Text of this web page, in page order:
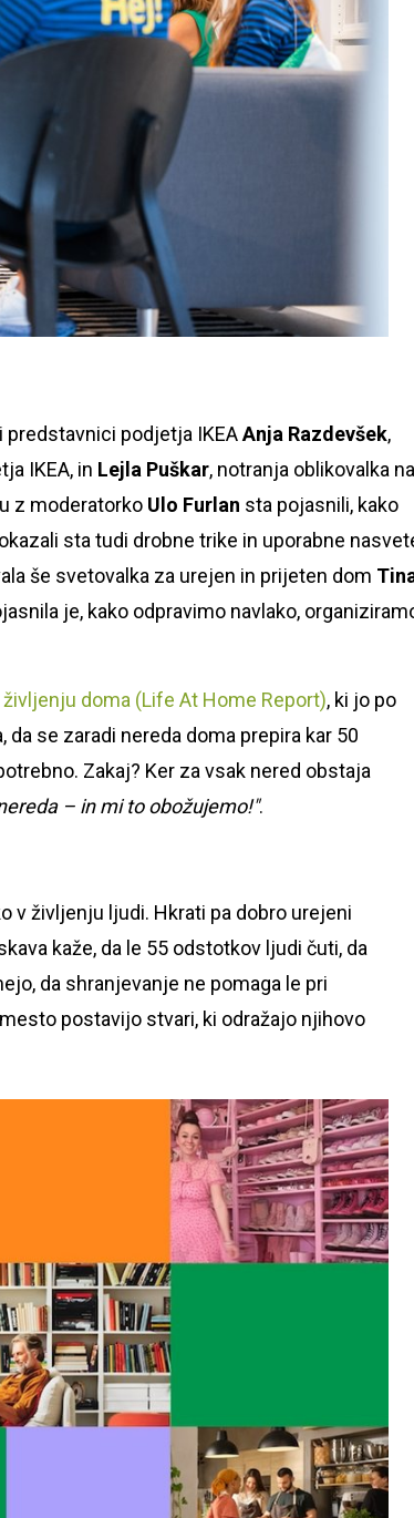
predstavnici podjetja IKEAAnja Razdevšek,
IKEA, in Lejla Puškar, notranja oblikovalka na
z moderatorko Ulo Furlan sta pojasnili, kako
sta tudi drobne trike in uporabne
še svetovalka za urejen in prijeten dom
je, kako odpravimo navlako,
življenju doma (Life At Home Report), ki jo po
se zaradi nereda doma prepira kar 50
Zakaj? Ker za vsak nered obstaja
– in mi to obožujemo!".
v življenju ljudi. Hkrati pa dobro urejeni
kaže, da le 55 odstotkov ljudi čuti, da
da shranjevanje ne pomaga le pri
postavijo stvari, ki odražajo njihovo